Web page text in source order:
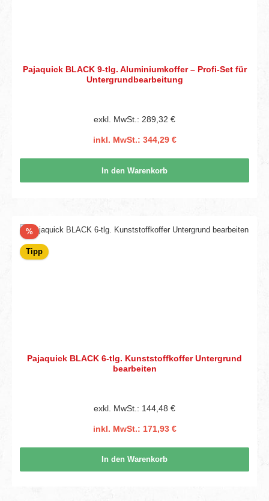
Pajaquick BLACK 9-tlg. Aluminiumkoffer – Profi-Set für
Untergrundbearbeitung
exkl. MwSt.: 289,32 €
inkl. MwSt.: 344,29 €
In den Warenkorb
%Rabatt
Tipp
Pajaquick BLACK 6-tlg. Kunststoffkoffer Untergrund
bearbeiten
exkl. MwSt.: 144,48 €
inkl. MwSt.: 171,93 €
In den Warenkorb